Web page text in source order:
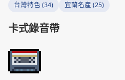
台灣特色 (34) 宜蘭名產 (25)
卡式錄音帶